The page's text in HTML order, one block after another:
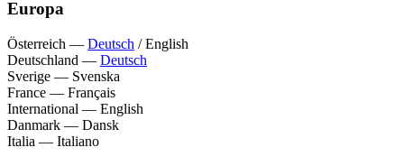
Europa
Österreich — Deutsch /English
Deutschland — Deutsch
Sverige — Svenska
France — Français
International — English
Danmark — Dansk
Italia — Italiano